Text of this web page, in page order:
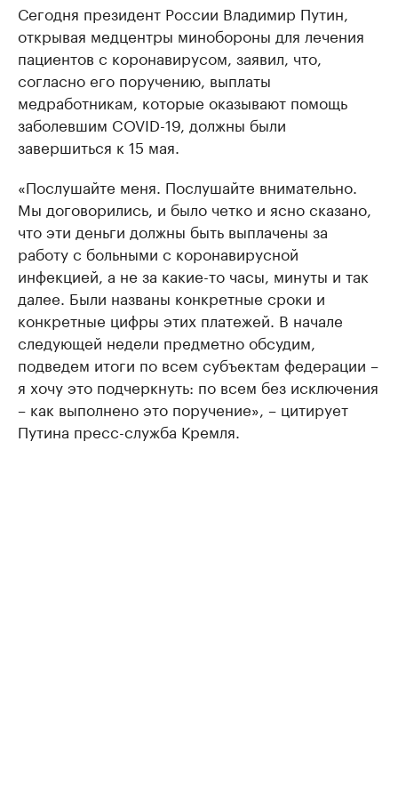
Сегодня президент России Владимир Путин,
открывая медцентры минобороны для лечения
пациентов с коронавирусом, заявил, что,
согласно его поручению, выплаты
медработникам, которые оказывают помощь
заболевшим COVID-19, должны были
завершиться к 15 мая.
«Послушайте меня. Послушайте внимательно.
Мы договорились, и было четко и ясно сказано,
что эти деньги должны быть выплачены за
работу с больными с коронавирусной
инфекцией, а не за какие-то часы, минуты и так
далее. Были названы конкретные сроки и
конкретные цифры этих платежей. В начале
следующей недели предметно обсудим,
подведем итоги по всем субъектам федерации –
я хочу это подчеркнуть: по всем без исключения
– как выполнено это поручение», – цитирует
Путина пресс-служба Кремля.